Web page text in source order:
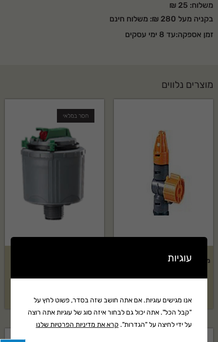
משלוח: 25 ₪
בקניה מעל 280 ₪: משלוח חינם
זמן אספקה:עד 8 ימי עסקים
מוצרים נלווים
חסר במלאי
עוגיות
אנו מגישים עוגיות. אם אתה חושב שזה בסדר, פשוט לחץ על
"קבל הכל". אתה יכול גם לבחור איזה סוג של עוגיות אתה רוצה
על ידי לחיצה על "הגדרות". קרא את מדיניות הפרטיות שלנו